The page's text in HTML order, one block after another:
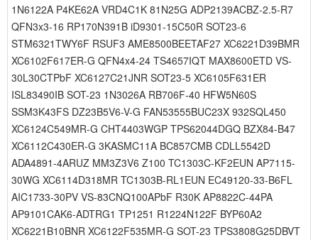
1N6122A P4KE62A VRD4C1K 81N25G ADP2139ACBZ-2.5-R7
QFN3x3-16 RP170N391B iD9301-15C50R SOT23-6
STM6321TWY6F RSUF3 AME8500BEETAF27 XC6221D39BMR
XC6102F617ER-G QFN4x4-24 TS4657IQT MAX8600ETD VS-
30L30CTPbF XC6127C21JNR SOT23-5 XC6105F631ER
ISL83490IB SOT-23 1N3026A RB706F-40 HFW5N60S
SSM3K43FS DZ23B5V6-V-G FAN53555BUC23X 932SQL450
XC6124C549MR-G CHT4403WGP TPS62044DGQ BZX84-B47
XC6112C430ER-G 3KASMC11A BC857CMB CDLL5542D
ADA4891-4ARUZ MM3Z3V6 Z100 TC1303C-KF2EUN AP7115-
30WG XC6114D318MR TC1303B-RL1EUN EC49120-33-B6FL
AIC1733-30PV VS-83CNQ100APbF R30K AP8822C-44PA
AP9101CAK6-ADTRG1 TP1251 R1224N122F BYP60A2
XC6221B10BNR XC6122F535MR-G SOT-23 TPS3808G25DBVT